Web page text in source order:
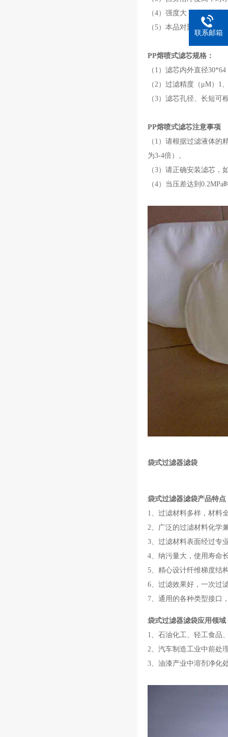
（4）强度大，过滤器
（5）本品对聚丙烯进
PP熔喷式滤芯规格：
（1）滤芯内外直径
（2）过滤精度（μM）1
（3）滤芯孔径、长短可
PP熔喷式滤芯注意事项
（1）请根据过滤液体
为3-4倍）。
（3）请正确安装滤芯
（4）当压差达到
袋式过滤器滤袋
袋式过滤器滤袋产品特点
1、过滤材料多样，材料
2、广泛的过滤材料化学
3、过滤材料表面经过专
4、纳污量大，使用寿命
5、精心设计纤维梯度结
6、过滤效果好，一次过
7、通用的各种类型接口
袋式过滤器滤袋应用领域
1、石油化工、轻工食品
2、汽车制造工业中前处
3、油漆产业中溶剂净化
联系邮箱